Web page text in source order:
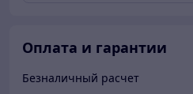
Оплата и гарантии
Безналичный расчет